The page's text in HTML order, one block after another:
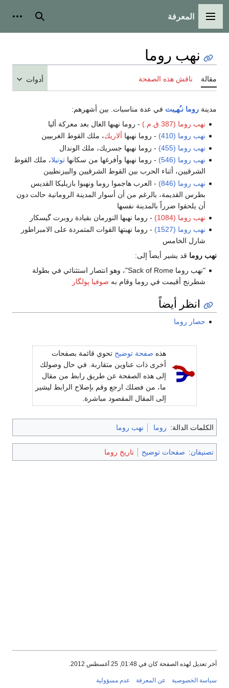
القائمة الرئيسية
المعرفة بحث
نهب روما
مقالة ناقش هذه الصفحة أدوات
مدينة روما نـُهـِبت في عدة مناسبات. بين أشهرهم:
نهب روما (387 ق.م.)
- روما نهبها الغال بعد معركة أليا
نهب روما (410)
- روما نهبها ألاريك، ملك القوط الغربيين
نهب روما (455)
- روما نهبها جسريك، ملك الوندال
نهب روما (546)
- روما نهبها وأفرغها من سكانهاتوتيلا، ملك القوط
الشرقيين، أثناء الحرب بين القوط الشرقيين والبيزنطيين
نهب روما (846)
- العرب هاجموا روما ونهبوا بازيليكا القديس
بطرس القديمة، بالرغم من أن أسوار المدينة الرومانية حالت دون
أن يلحقوا ضرراً بالمدينة نفسها
نهب روما (1084)
- روما نهبها النورمان بقيادة روبرت گيسكار
نهب روما (1527)
- روما نهبتها القوات المتمردة على الامبراطور
شارل الخامس
نهب روما قد يشير أيضاً إلى:
"نهب روما Sack of Rome"، وهو انتصار استثنائي في بطولة
شطرنج أقيمت في روما وقام به صوفيا پولگار
انظر أيضاً
حصار روما
هذه صفحة توضيح تحوي قائمة بصفحات
أخرى ذات عناوين متقاربة. في حال وصولك
إلى هذه الصفحة عن طريق رابط من مقال
ما، من فضلك ارجع وقم بإصلاح الرابط ليشير
إلى المقال المقصود مباشرة.
الكلمات الدالة: روما نهب روما
تصنيفان: صفحات توضيح تاريخ روما
آخر تعديل لهذه الصفحة كان في 01:48, 25 أغسطس 2012.
سياسة الخصوصية عن المعرفة عدم مسؤولية